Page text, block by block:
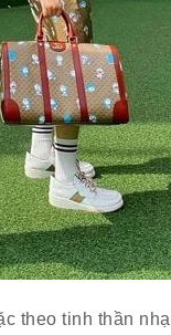
theo tinh thần